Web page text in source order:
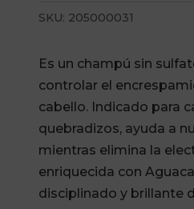
Profesional
500ml
cantidad
SKU: 205000031
Es un champú sin
controlar el
cabello. Indicado para
quebradizos, ayuda a
mientras elimina la
enriquecida con
disciplinado y brillante